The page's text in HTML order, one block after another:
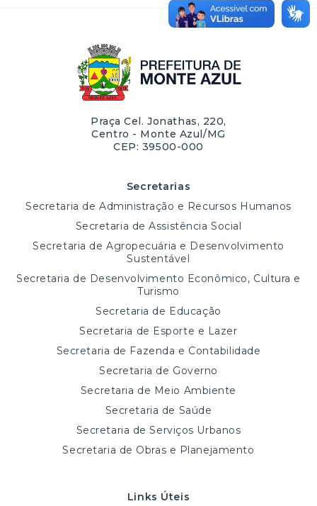
Praça Cel. Jonathas, 220,
Centro - Monte Azul/MG
CEP: 39500-000
Secretarias
Secretaria de Administração e Recursos Humanos
Secretaria de Assistência Social
Secretaria de Agropecuária e Desenvolvimento
Sustentável
Secretaria de Desenvolvimento Econômico, Cultura e
Turismo
Secretaria de Educação
Secretaria de Esporte e Lazer
Secretaria de Fazenda e Contabilidade
Secretaria de Governo
Secretaria de Meio Ambiente
Secretaria de Saúde
Secretaria de Serviços Urbanos
Secretaria de Obras e Planejamento
Links Úteis